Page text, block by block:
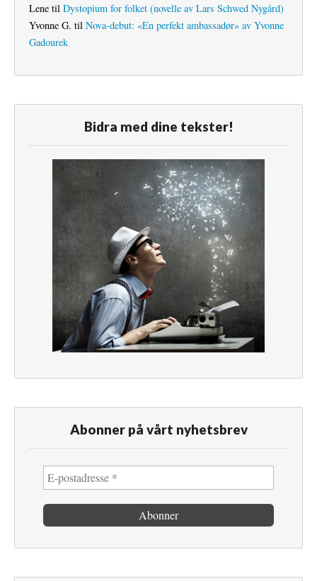
Lene til Dystopium for folket (novelle av Lars Schwed Nygård)
Yvonne G. til Nova-debut: «En perfekt ambassadør» av Yvonne
Gadourek
Bidra med dine tekster!
Abonner på vårt nyhetsbrev